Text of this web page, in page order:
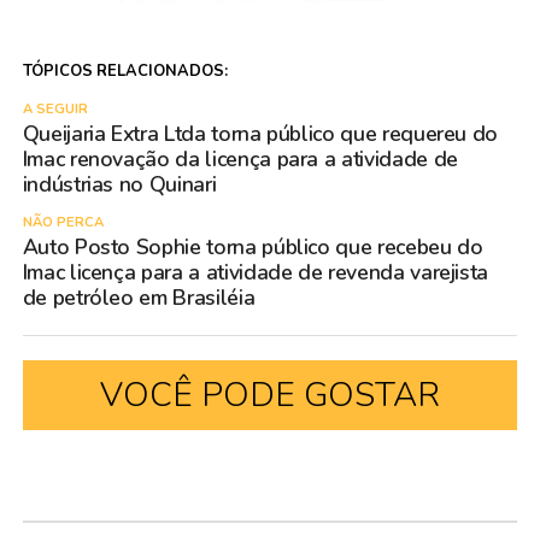
TÓPICOS RELACIONADOS:
A SEGUIR
Queijaria Extra Ltda torna público que requereu do
Imac renovação da licença para a atividade de
indústrias no Quinari
NÃO PERCA
Auto Posto Sophie torna público que recebeu do
Imac licença para a atividade de revenda varejista
de petróleo em Brasiléia
VOCÊ PODE GOSTAR